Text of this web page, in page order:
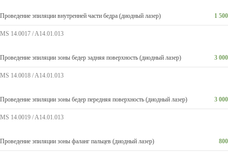
Проведение эпиляции внутренней части бедра (диодный лазер) 1 500
MS 14.0017 / A14.01.013
Проведение эпиляции зоны бедер задняя поверхность (диодный лазер) 3 000
MS 14.0018 / A14.01.013
Проведение эпиляции зоны бедер передняя поверхность (диодный лазер) 3 000
MS 14.0019 / A14.01.013
Проведение эпиляции зоны фаланг пальцев (диодный лазер) 800